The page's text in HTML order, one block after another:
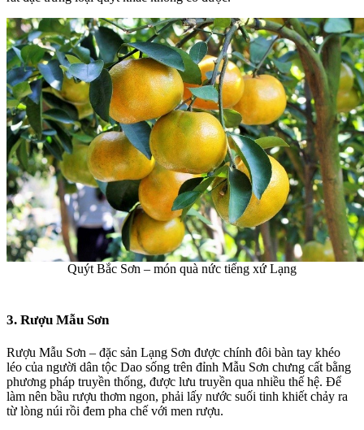
Quýt Bắc Sơn – món quà nức tiếng xứ Lạng
3. Rượu Mẫu Sơn
Rượu Mẫu Sơn – đặc sản Lạng Sơn được chính đôi bàn tay khéo
léo của người dân tộc Dao sống trên đỉnh Mẫu Sơn chưng cất bằng
phương pháp truyền thống, được lưu truyền qua nhiều thế hệ. Để
làm nên bầu rượu thơm ngon, phải lấy nước suối tinh khiết chảy ra
từ lòng núi rồi đem pha chế với men rượu.